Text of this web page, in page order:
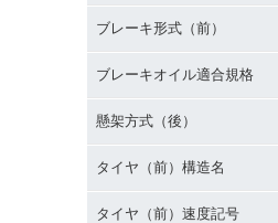
ブレーキ形式（前）
ブレーキオイル適合規格
懸架方式（後）
タイヤ（前）構造名
タイヤ（前）速度記号